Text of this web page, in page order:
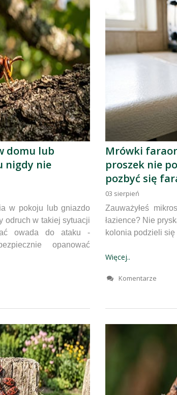
domu lub
nigdy nie
w pokoju lub gniazdo
odruch w takiej sytuacji
owada do ataku -
opanować
Mrówki
proszek nie
pozbyć się
03 sierpień
Zauważyłeś
łazience? Nie
kolonia podzieli się
Więcej..
Komentarze